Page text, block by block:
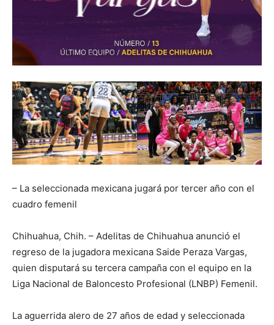
– La seleccionada mexicana jugará por tercer año con el
cuadro femenil
Chihuahua, Chih. – Adelitas de Chihuahua anunció el
regreso de la jugadora mexicana Saide Peraza Vargas,
quien disputará su tercera campaña con el equipo en la
Liga Nacional de Baloncesto Profesional (LNBP) Femenil.
La aguerrida alero de 27 años de edad y seleccionada